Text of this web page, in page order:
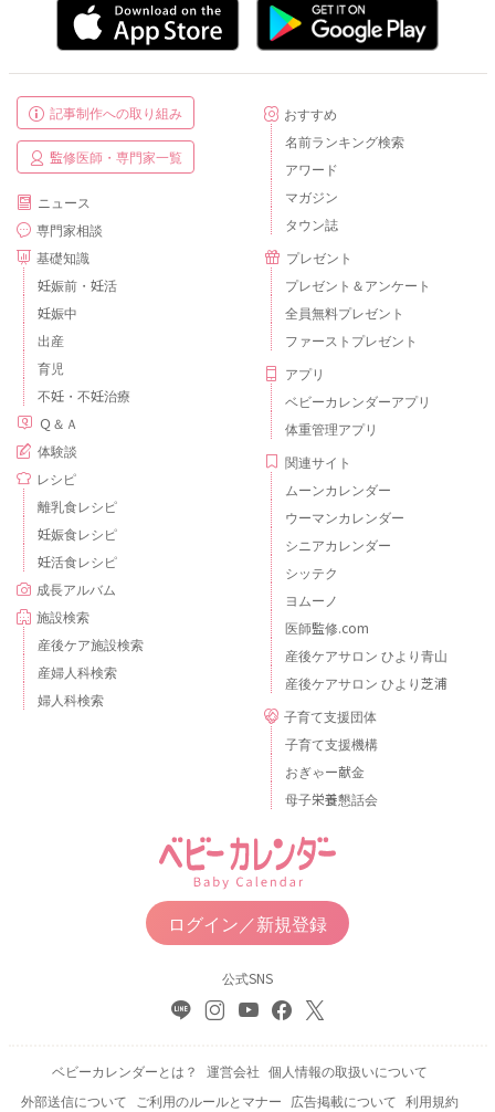
記事制作への取り組み
監修医師・専門家一覧
ニュース
専門家相談
基礎知識
妊娠前・妊活
妊娠中
出産
育児
不妊・不妊治療
Ｑ＆Ａ
体験談
レシピ
離乳食レシピ
妊娠食レシピ
妊活食レシピ
成長アルバム
施設検索
産後ケア施設検索
産婦人科検索
婦人科検索
おすすめ
名前ランキング検索
アワード
マガジン
タウン誌
プレゼント
プレゼント＆アンケート
全員無料プレゼント
ファーストプレゼント
アプリ
ベビーカレンダーアプリ
体重管理アプリ
関連サイト
ムーンカレンダー
ウーマンカレンダー
シニアカレンダー
シッテク
ヨムーノ
医師監修.com
産後ケアサロン ひより青山
産後ケアサロン ひより芝浦
子育て支援団体
子育て支援機構
おぎゃー献金
母子栄養懇話会
ログイン／新規登録
公式SNS
ベビーカレンダーとは？ 運営会社 個人情報の取扱いについて
外部送信について
ご利用のルールとマナー 広告掲載について 利用規約